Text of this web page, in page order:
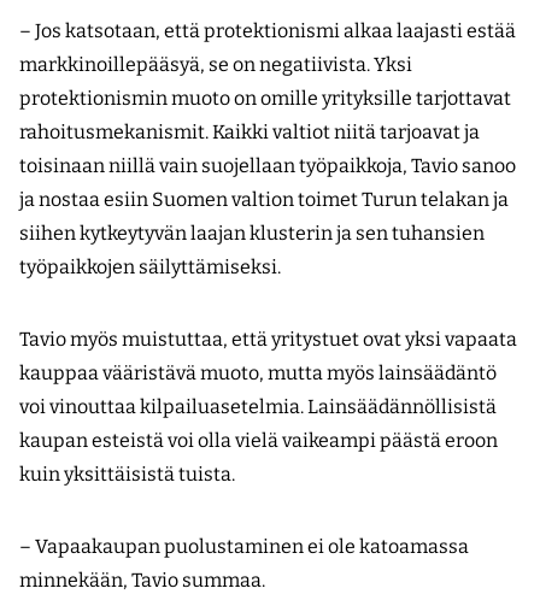
– Jos katsotaan, että protektionismi alkaa laajasti estää
markkinoillepääsyä, se on negatiivista. Yksi
protektionismin muoto on omille yrityksille tarjottavat
rahoitusmekanismit. Kaikki valtiot niitä tarjoa­vat ja
toisinaan niillä vain suojellaan työpaikkoja, Tavio sanoo
ja nostaa esiin Suomen valtion toimet Turun telakan ja
siihen kytkeytyvän laajan klusterin ja sen tuhansien
työpaikkojen säilyttämiseksi.
Tavio myös muistuttaa, että yritystuet ovat yksi vapaata
kauppaa vääristävä muoto, mutta myös lainsäädäntö
voi vinouttaa kilpailuasetelmia. Lainsäädännöllisistä
kaupan esteistä voi olla vielä vaikeampi päästä eroon
kuin yksittäisistä tuista.
– Vapaakaupan puolustaminen ei ole katoamassa
minnekään, Tavio summaa.